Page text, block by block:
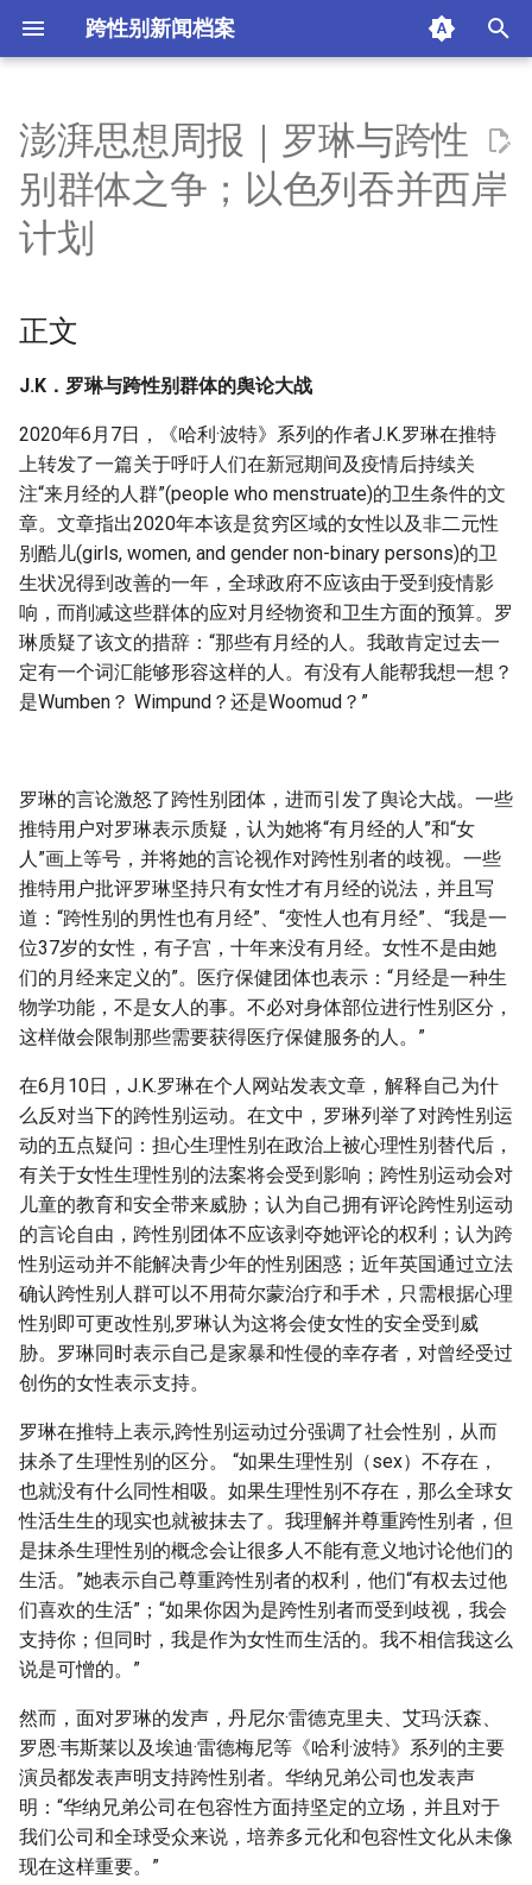
跨性别新闻档案
n
t
n
g
s
e
a
h
正文
摘要与附加信息
澎湃思想周报｜罗琳与跨性
别群体之争；以色列吞并西岸
计划
正文
J.K．罗琳与跨性别群体的舆论大战
2020年6月7日，《哈利·波特》系列的作者J.K.罗琳在推特
上转发了一篇关于呼吁人们在新冠期间及疫情后持续关
注“来月经的人群”(people who menstruate)的卫生条件的文
章。文章指出2020年本该是贫穷区域的女性以及非二元性
别酷儿(girls, women, and gender non-binary persons)的卫
生状况得到改善的一年，全球政府不应该由于受到疫情影
响，而削减这些群体的应对月经物资和卫生方面的预算。罗
琳质疑了该文的措辞：“那些有月经的人。我敢肯定过去一
定有一个词汇能够形容这样的人。有没有人能帮我想一想？
是Wumben？ Wimpund？还是Woomud？”
罗琳的言论激怒了跨性别团体，进而引发了舆论大战。一些
推特用户对罗琳表示质疑，认为她将“有月经的人”和“女
人”画上等号，并将她的言论视作对跨性别者的歧视。一些
推特用户批评罗琳坚持只有女性才有月经的说法，并且写
道：“跨性别的男性也有月经”、“变性人也有月经”、“我是一
位37岁的女性，有子宫，十年来没有月经。女性不是由她
们的月经来定义的”。医疗保健团体也表示：“月经是一种生
物学功能，不是女人的事。不必对身体部位进行性别区分，
这样做会限制那些需要获得医疗保健服务的人。”
在6月10日，J.K.罗琳在个人网站发表文章，解释自己为什
么反对当下的跨性别运动。在文中，罗琳列举了对跨性别运
动的五点疑问：担心生理性别在政治上被心理性别替代后，
有关于女性生理性别的法案将会受到影响；跨性别运动会对
儿童的教育和安全带来威胁；认为自己拥有评论跨性别运动
的言论自由，跨性别团体不应该剥夺她评论的权利；认为跨
性别运动并不能解决青少年的性别困惑；近年英国通过立法
确认跨性别人群可以不用荷尔蒙治疗和手术，只需根据心理
性别即可更改性别,罗琳认为这将会使女性的安全受到威
胁。罗琳同时表示自己是家暴和性侵的幸存者，对曾经受过
创伤的女性表示支持。
罗琳在推特上表示,跨性别运动过分强调了社会性别，从而
抹杀了生理性别的区分。 “如果生理性别（sex）不存在，
也就没有什么同性相吸。如果生理性别不存在，那么全球女
性活生生的现实也就被抹去了。我理解并尊重跨性别者，但
是抹杀生理性别的概念会让很多人不能有意义地讨论他们的
生活。”她表示自己尊重跨性别者的权利，他们“有权去过他
们喜欢的生活”；“如果你因为是跨性别者而受到歧视，我会
支持你；但同时，我是作为女性而生活的。我不相信我这么
说是可憎的。”
然而，面对罗琳的发声，丹尼尔·雷德克里夫、艾玛·沃森、
罗恩·韦斯莱以及埃迪·雷德梅尼等《哈利·波特》系列的主要
演员都发表声明支持跨性别者。华纳兄弟公司也发表声
明：“华纳兄弟公司在包容性方面持坚定的立场，并且对于
我们公司和全球受众来说，培养多元化和包容性文化从未像
现在这样重要。”